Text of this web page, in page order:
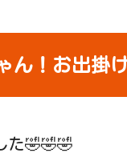
ん！お出掛
た🤣🤣🤣